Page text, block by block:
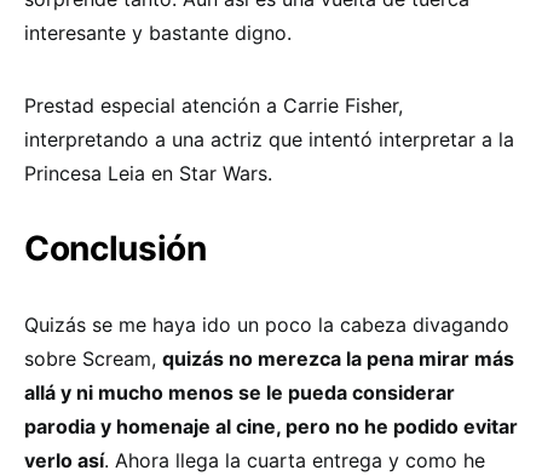
interesante y bastante digno.
Prestad especial atención a Carrie Fisher,
interpretando a una actriz que intentó interpretar a la
Princesa Leia en Star Wars.
Conclusión
Quizás se me haya ido un poco la cabeza divagando
sobre Scream, quizás no merezca la pena mirar más
allá y ni mucho menos se le pueda considerar
parodia y homenaje al cine, pero no he podido evitar
verlo así. Ahora llega la cuarta entrega y como he